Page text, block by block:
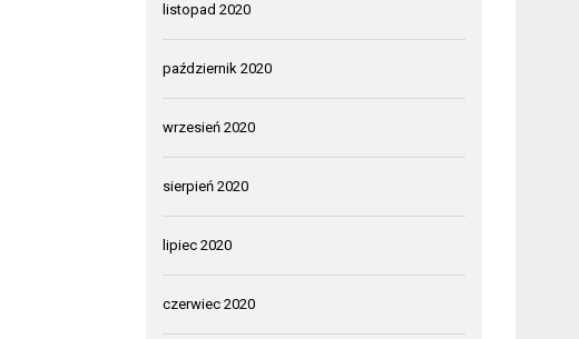
listopad 2020
październik 2020
wrzesień 2020
sierpień 2020
lipiec 2020
czerwiec 2020